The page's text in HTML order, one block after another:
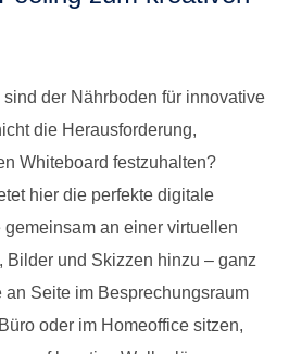
der Nährboden für innovative
die Herausforderung,
Whiteboard festzuhalten?
hier die perfekte digitale
an einer virtuellen
Bilder und Skizzen hinzu – ganz
Seite im Besprechungsraum
oder im Homeoffice sitzen,